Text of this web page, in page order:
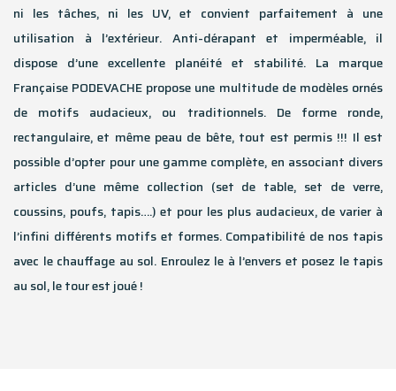
ni les tâches, ni les UV, et convient parfaitement à une
utilisation à l’extérieur. Anti-dérapant et imperméable, il
dispose d’une excellente planéité et stabilité. La marque
Française PODEVACHE propose une multitude de modèles ornés
de motifs audacieux, ou traditionnels. De forme ronde,
rectangulaire, et même peau de bête, tout est permis !!! Il est
possible d’opter pour une gamme complète, en associant divers
articles d’une même collection (set de table, set de verre,
coussins, poufs, tapis….) et pour les plus audacieux, de varier à
l’infini différents motifs et formes. Compatibilité de nos tapis
avec le chauffage au sol. Enroulez le à l’envers et posez le tapis
au sol, le tour est joué !